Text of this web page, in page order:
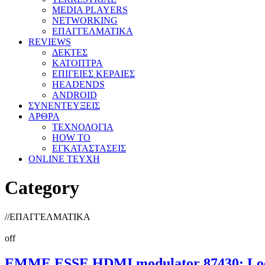
MEDIA PLAYERS
NETWORKING
ΕΠΑΓΓΕΛΜΑΤΙΚΑ
REVIEWS
ΔΕΚΤΕΣ
ΚΑΤΟΠΤΡΑ
ΕΠΙΓΕΙΕΣ ΚΕΡΑΙΕΣ
HEADENDS
ANDROID
ΣΥΝΕΝΤΕΥΞΕΙΣ
ΑΡΘΡΑ
ΤΕΧΝΟΛΟΓΙΑ
HOW TO
ΕΓΚΑΤΑΣΤΑΣΕΙΣ
ONLINE TEYXH
Category
//ΕΠΑΓΓΕΛΜΑΤΙΚΑ
off